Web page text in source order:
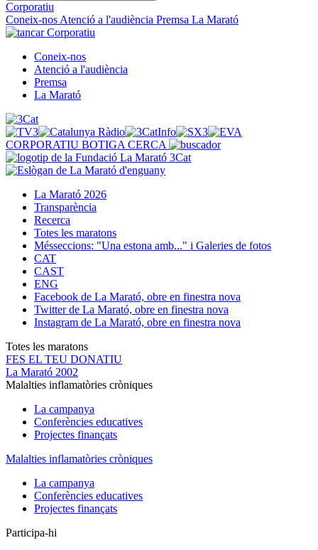
Corporatiu
Coneix-nos Atenció a l'audiència Premsa La Marató
Corporatiu
Coneix-nos
Atenció a l'audiència
Premsa
La Marató
CORPORATIU BOTIGA CERCA
La Marató 2026
Transparència
Recerca
Totes les maratons
Mésseccions: "Una estona amb..." i Galeries de fotos
CAT
CAST
ENG
Facebook de La Marató, obre en finestra nova
Twitter de La Marató, obre en finestra nova
Instagram de La Marató, obre en finestra nova
Totes les maratons
FES EL TEU DONATIU
La Marató 2002
Malalties inflamatòries cròniques
La campanya
Conferències educatives
Projectes finançats
Malalties inflamatòries cròniques
La campanya
Conferències educatives
Projectes finançats
Participa-hi